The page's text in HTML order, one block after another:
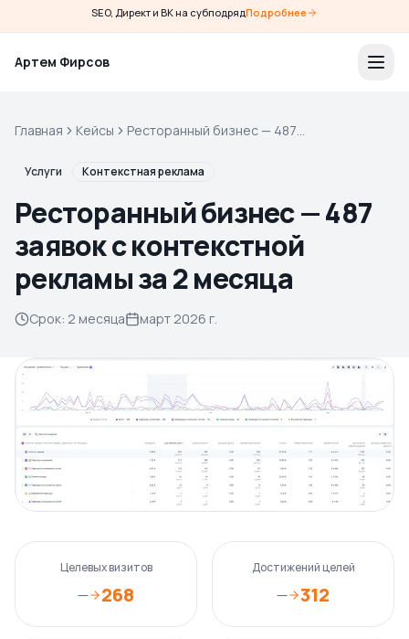
SEO, Директ и ВК на субподрядПодробнее
Артем Фирсов
Главная Кейсы
Ресторанный бизнес — 487
рекламы за 2 месяца
Услуги Контекстная реклама
Ресторанный бизнес — 487
заявок с контекстной
рекламы за 2 месяца
Срок: 2 месяца март 2026 г.
Целевых визитов
— 268
Достижений целей
— 312